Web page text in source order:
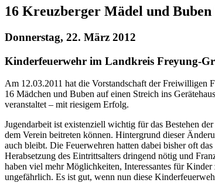
16 Kreuzberger Mädel und
Donnerstag, 22. März 2012
Kinderfeuerwehr im Landkreis Freyung-
Am 12.03.2011 hat die Vorstandschaft der Freiwilligen
16 Mädchen und Buben auf einen Streich ins
veranstaltet – mit riesigem Erfolg.
Jugendarbeit ist existenziell wichtig für das Bestehen
dem Verein beitreten können. Hintergrund dieser
auch bleibt. Die Feuerwehren hatten dabei bisher oft
Herabsetzung des Eintrittsalters dringend nötig und
haben viel mehr Möglichkeiten, Interessantes für
ungefährlich. Es ist gut, wenn nun diese